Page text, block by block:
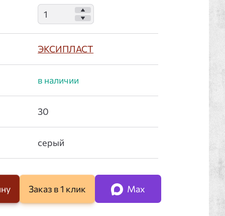
ЭКСИПЛАСТ
Заказ в 1 клик Max